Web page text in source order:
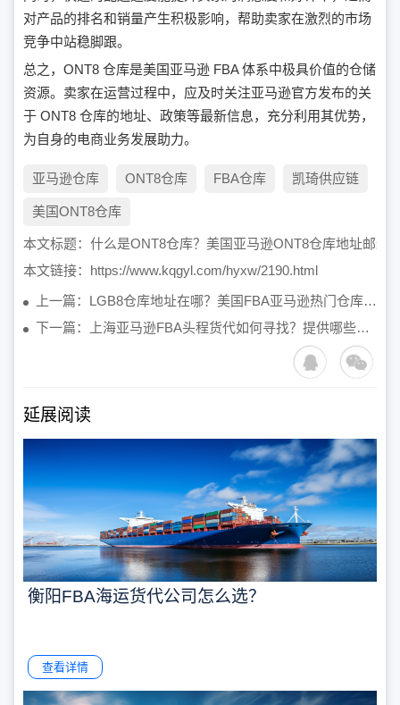
对产品的排名和销量产生积极影响，帮助卖家在激烈的市场
竞争中站稳脚跟。
总之，ONT8 仓库是美国亚马逊 FBA 体系中极具价值的仓储
资源。卖家在运营过程中，应及时关注亚马逊官方发布的关
于 ONT8 仓库的地址、政策等最新信息，充分利用其优势，
为自身的电商业务发展助力。
亚马逊仓库 ONT8仓库 FBA仓库 凯琦供应链
美国ONT8仓库
本文标题： 什么是ONT8仓库？美国亚马逊ONT8仓库地址邮编
本文链接： https://www.kqgyl.com/hyxw/2190.html
上一篇：LGB8仓库地址在哪？美国FBA亚马逊热门仓库ONT8在哪？
下一篇：上海亚马逊FBA头程货代如何寻找？提供哪些服务？
延展阅读
衡阳FBA海运货代公司怎么选？
查看详情